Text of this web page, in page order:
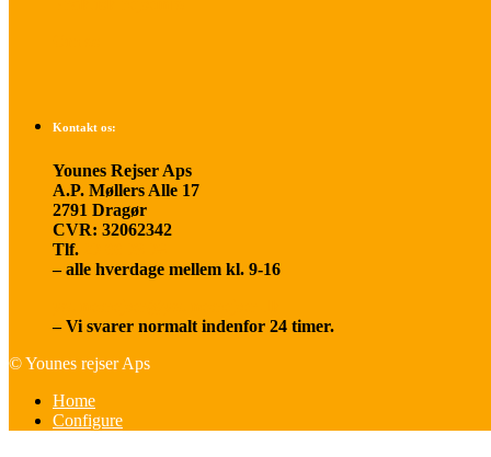
Kontakt os:
Younes Rejser Aps
A.P. Møllers Alle 17
2791 Dragør
CVR: 32062342
Tlf.
– alle hverdage mellem kl. 9-16
– Vi svarer normalt indenfor 24 timer.
© Younes rejser Aps
Home
Configure